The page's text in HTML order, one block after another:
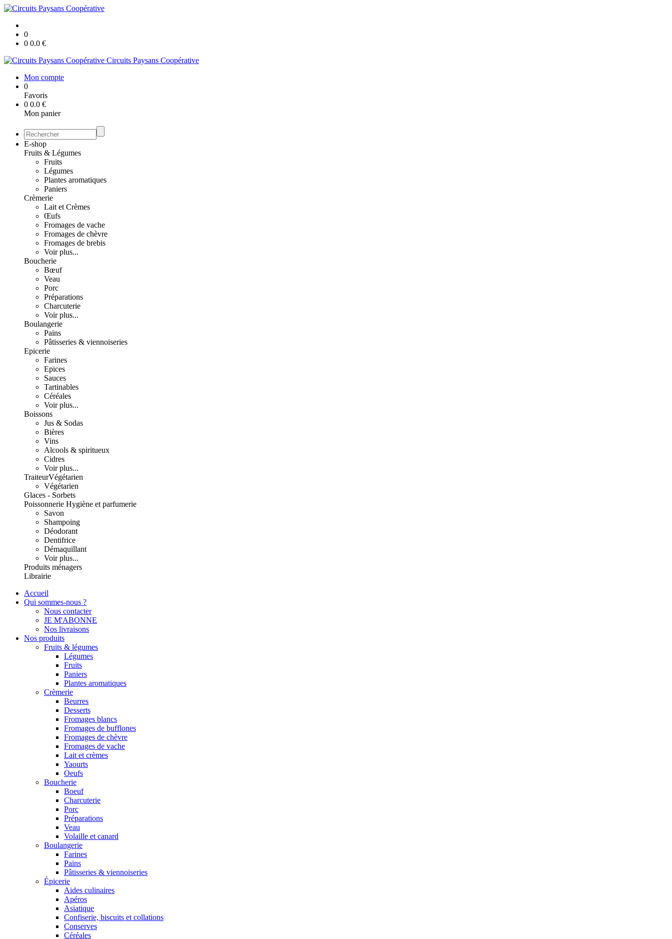
0
0 0.0 €
Circuits Paysans Coopérative
Mon compte
0
Favoris
0 0.0 €
Mon panier
E-shop
Fruits & Légumes
Fruits
Légumes
Plantes aromatiques
Paniers
Crèmerie
Lait et Crèmes
Œufs
Fromages de vache
Fromages de chèvre
Fromages de brebis
Voir plus...
Boucherie
Bœuf
Veau
Porc
Préparations
Charcuterie
Voir plus...
Boulangerie
Pains
Pâtisseries & viennoiseries
Epicerie
Farines
Epices
Sauces
Tartinables
Céréales
Voir plus...
Boissons
Jus & Sodas
Bières
Vins
Alcools & spiritueux
Cidres
Voir plus...
TraiteurVégétarien
Végétarien
Glaces - Sorbets
Poissonnerie Hygiène et parfumerie
Savon
Shampoing
Déodorant
Dentifrice
Démaquillant
Voir plus...
Produits ménagers
Librairie
Accueil
Qui sommes-nous ?
Nous contacter
JE M'ABONNE
Nos livraisons
Nos produits
Fruits & légumes
Légumes
Fruits
Paniers
Plantes aromatiques
Crèmerie
Beurres
Desserts
Fromages blancs
Fromages de bufflones
Fromages de chèvre
Fromages de vache
Lait et crèmes
Yaourts
Oeufs
Boucherie
Boeuf
Charcuterie
Porc
Préparations
Veau
Volaille et canard
Boulangerie
Farines
Pains
Pâtisseries & viennoiseries
Épicerie
Aides culinaires
Apéros
Asiatique
Confiserie, biscuits et collations
Conserves
Céréales